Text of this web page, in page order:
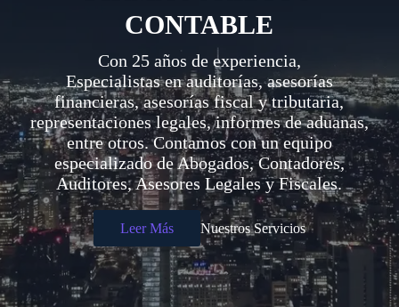
CONTABLE
Con 25 años de experiencia,
Especialistas en auditorías, asesorías
financieras, asesorías fiscal y tributaria,
representaciones legales, informes de aduanas,
entre otros. Contamos con un equipo
especializado de Abogados, Contadores,
Auditores, Asesores Legales y Fiscales.
Leer Más Nuestros Servicios